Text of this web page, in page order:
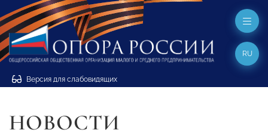
Версия для слабовидящих
RU
НОВОСТИ